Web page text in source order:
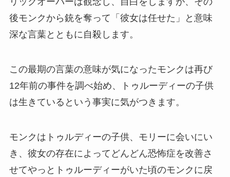
後モンクから銃を奪って「彼女は任せた」と意味
深な言葉とともに自殺します。
この最期の言葉の意味が気になったモンクは再び
12年前の事件を調べ始め、トゥルーディーの子供
は生きているという事実に気がつきます。
モンクはトゥルディーの子供、モリーに会いにい
き、彼女の存在によってどんどん恐怖症を改善さ
せてやっとトゥルーディーがいた頃のモンクに戻